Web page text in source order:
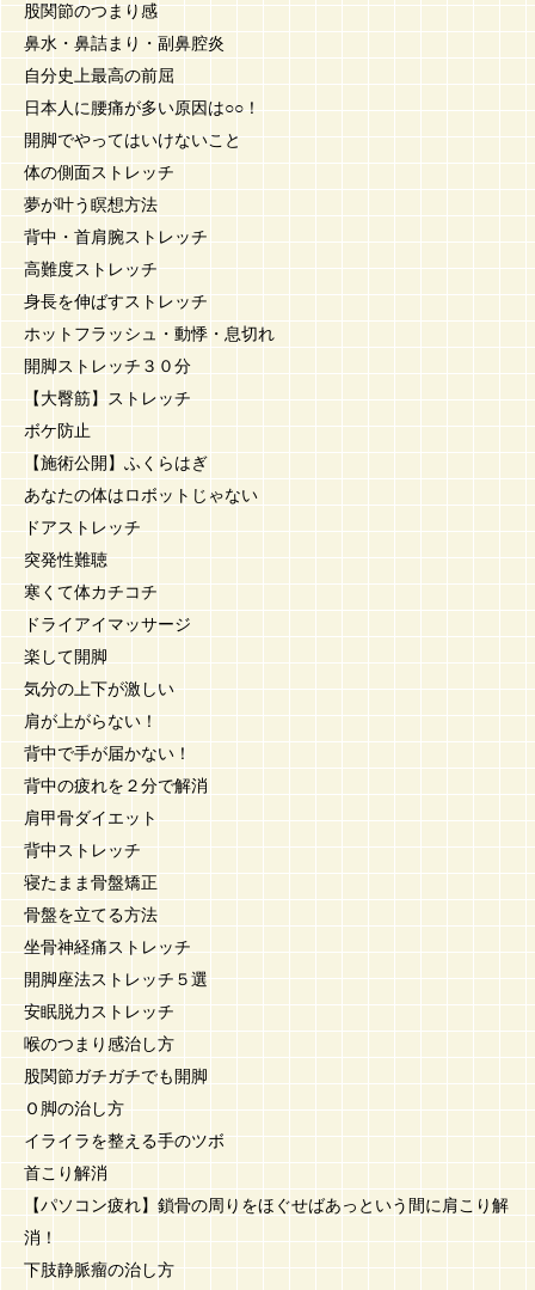
股関節のつまり感
鼻水・鼻詰まり・副鼻腔炎
自分史上最高の前屈
日本人に腰痛が多い原因は○○！
開脚でやってはいけないこと
体の側面ストレッチ
夢が叶う瞑想方法
背中・首肩腕ストレッチ
高難度ストレッチ
身長を伸ばすストレッチ
ホットフラッシュ・動悸・息切れ
開脚ストレッチ３０分
【大臀筋】ストレッチ
ボケ防止
【施術公開】ふくらはぎ
あなたの体はロボットじゃない
ドアストレッチ
突発性難聴
寒くて体カチコチ
ドライアイマッサージ
楽して開脚
気分の上下が激しい
肩が上がらない！
背中で手が届かない！
背中の疲れを２分で解消
肩甲骨ダイエット
背中ストレッチ
寝たまま骨盤矯正
骨盤を立てる方法
坐骨神経痛ストレッチ
開脚座法ストレッチ５選
安眠脱力ストレッチ
喉のつまり感治し方
股関節ガチガチでも開脚
Ｏ脚の治し方
イライラを整える手のツボ
首こり解消
【パソコン疲れ】鎖骨の周りをほぐせばあっという間に肩こり解
消！
下肢静脈瘤の治し方